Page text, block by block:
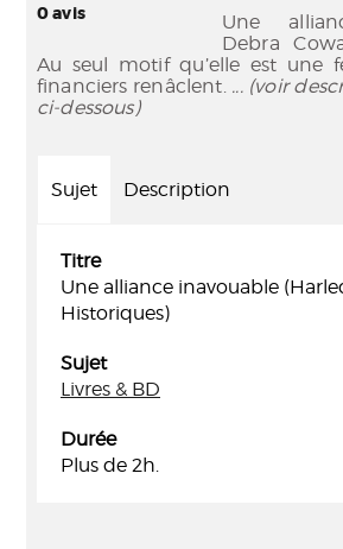
0avis
Une
Debra
Au seul motif qu’elle est une
financiers renâclent. ... (voir
ci-dessous)
Sujet Description
Titre
Une alliance inavouable
Historiques)
Sujet
Livres & BD
Durée
Plus de 2h.